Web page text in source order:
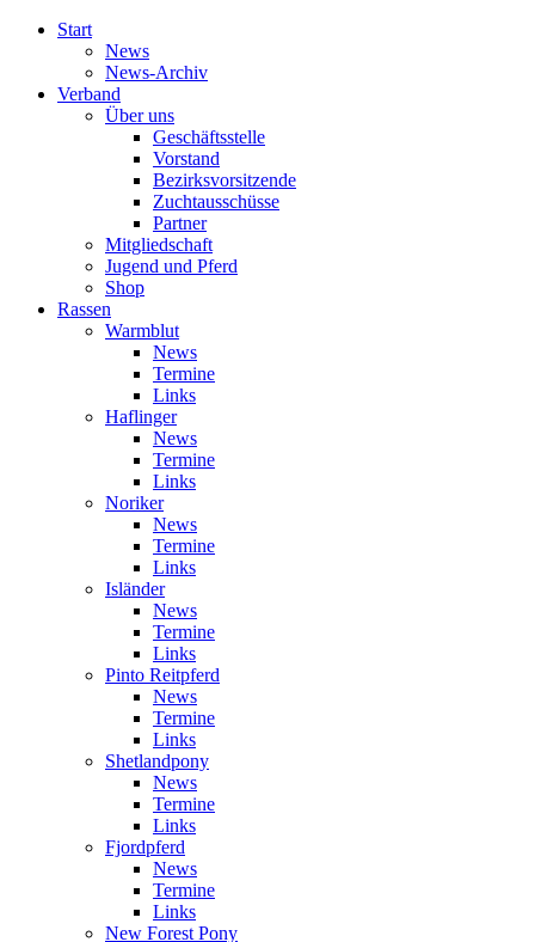
Start
News
News-Archiv
Verband
Über uns
Geschäftsstelle
Vorstand
Bezirksvorsitzende
Zuchtausschüsse
Partner
Mitgliedschaft
Jugend und Pferd
Shop
Rassen
Warmblut
News
Termine
Links
Haflinger
News
Termine
Links
Noriker
News
Termine
Links
Isländer
News
Termine
Links
Pinto Reitpferd
News
Termine
Links
Shetlandpony
News
Termine
Links
Fjordpferd
News
Termine
Links
New Forest Pony